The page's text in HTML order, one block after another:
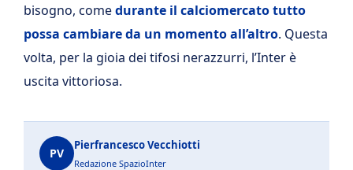
bisogno, comedurante il calciomercato tutto
possa cambiare da un momento all’altro. Questa
volta, per la gioia dei tifosi nerazzurri, l’Inter è
uscita vittoriosa.
PV
Pierfrancesco Vecchiotti
Redazione SpazioInter